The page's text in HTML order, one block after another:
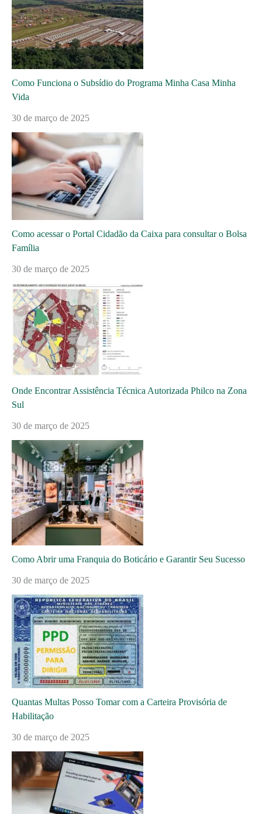
Como Funciona o Subsídio do Programa Minha Casa Minha
Vida
30 de março de 2025
Como acessar o Portal Cidadão da Caixa para consultar o Bolsa
Família
30 de março de 2025
Onde Encontrar Assistência Técnica Autorizada Philco na Zona
Sul
30 de março de 2025
Como Abrir uma Franquia do Boticário e Garantir Seu Sucesso
30 de março de 2025
Quantas Multas Posso Tomar com a Carteira Provisória de
Habilitação
30 de março de 2025